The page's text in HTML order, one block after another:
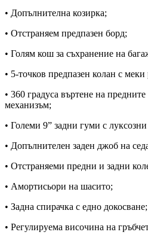
• Допълнителна козирка;
• Отстраняем предпазен борд;
• Голям кош за съхранение на
• 5-точков предпазен колан с
• 360 градуса въртене на
механизъм;
• Големи 9” задни гуми с
• Допълнителен заден джоб на
• Отстраняеми предни и задни
• Амортисьори на шасито;
• Задна спирачка с едно докосване;
• Регулируема височина на